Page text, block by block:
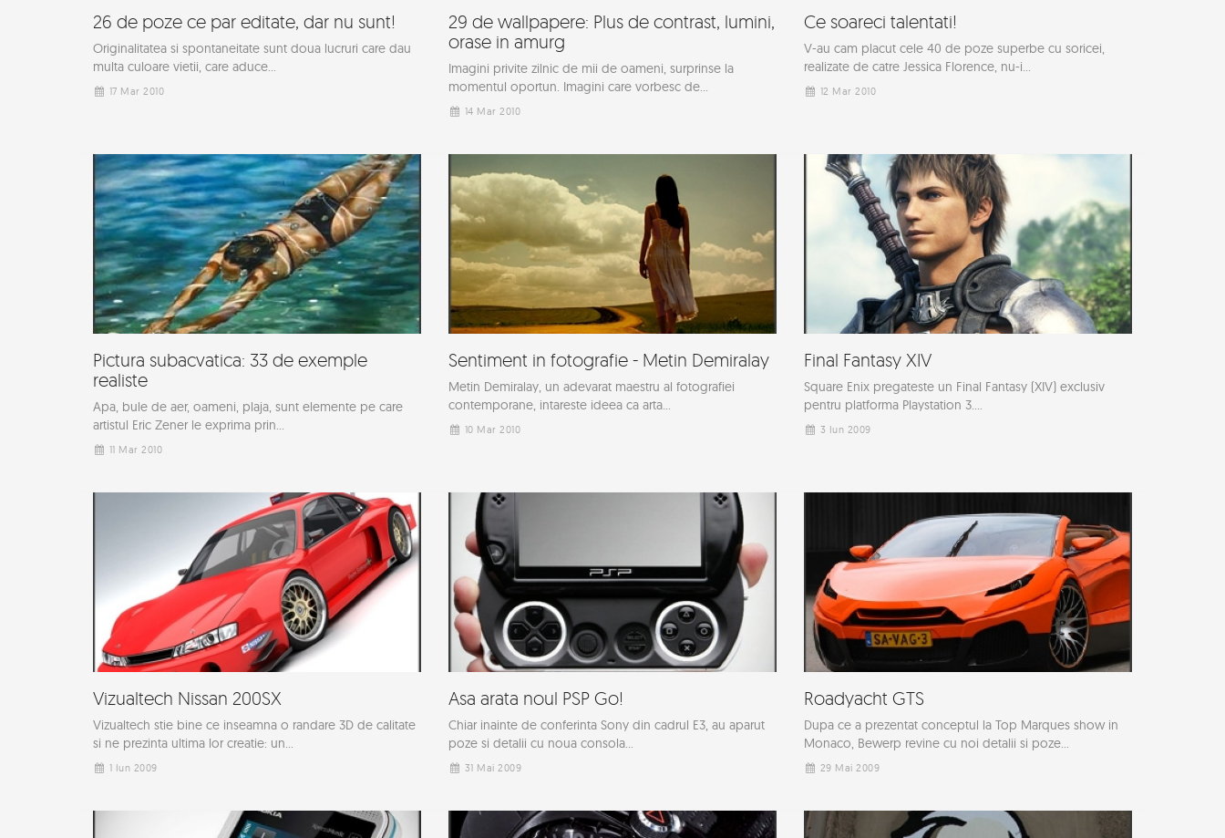
26 de poze ce par editate, dar nu sunt!
Originalitatea si spontaneitate sunt doua lucruri care dau
multa culoare vietii, care aduce...
17 Mar 2010
29 de wallpapere: Plus de contrast, lumini,
orase in amurg
Imagini privite zilnic de mii de oameni, surprinse la
momentul oportun. Imagini care vorbesc de...
14 Mar 2010
Ce soareci talentati!
V-au cam placut cele 40 de poze superbe cu soricei,
realizate de catre Jessica Florence, nu-i...
12 Mar 2010
Pictura subacvatica: 33 de exemple
realiste
Apa, bule de aer, oameni, plaja, sunt elemente pe care
artistul Eric Zener le exprima prin...
11 Mar 2010
Sentiment in fotografie - Metin Demiralay
Metin Demiralay, un adevarat maestru al fotografiei
contemporane, intareste ideea ca arta...
10 Mar 2010
Final Fantasy XIV
Square Enix pregateste un Final Fantasy (XIV) exclusiv
pentru platforma Playstation 3....
3 Iun 2009
Vizualtech Nissan 200SX
Vizualtech stie bine ce inseamna o randare 3D de calitate
si ne prezinta ultima lor creatie: un...
1 Iun 2009
Asa arata noul PSP Go!
Chiar inainte de conferinta Sony din cadrul E3, au aparut
poze si detalii cu noua consola...
31 Mai 2009
Roadyacht GTS
Dupa ce a prezentat conceptul la Top Marques show in
Monaco, Bewerp revine cu noi detalii si poze...
29 Mai 2009